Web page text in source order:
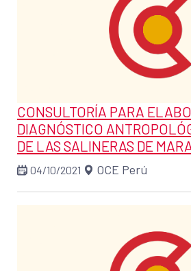
CONSULTORÍA PARA
DIAGNÓSTICO
DE LAS SALINERAS DE
04/10/2021 OCE Perú